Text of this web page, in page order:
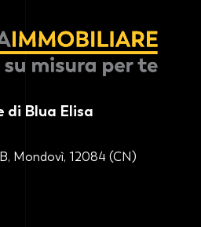
di Blua Elisa
Mondovì, 12084 (CN)